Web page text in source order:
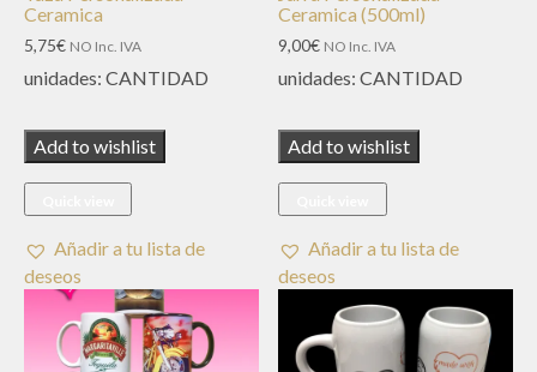
Ceramica
5,75€ NO Inc. IVA
unidades: CANTIDAD
Add to wishlist
Añadir a tu lista de
deseos
Ceramica (500ml)
9,00€ NO Inc. IVA
unidades:CANTIDAD
Add to wishlist
Añadir a tu lista de
deseos